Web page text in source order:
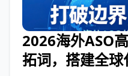
2026海外ASO
拓词，搭建全